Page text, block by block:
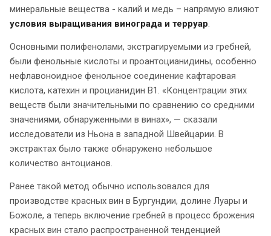
минеральные вещества - калий и медь – напрямую влияют
условия выращивания винограда и терруар.
Основными полифенолами, экстрагируемыми из гребней,
были фенольные кислоты и проантоцианидины, особенно
нефлавоноидное фенольное соединение кафтаровая
кислота, катехин и процианидин B1. «Концентрации этих
веществ были значительными по сравнению со средними
значениями, обнаруженными в винах», — сказали
исследователи из Ньона в западной Швейцарии. В
экстрактах было также обнаружено небольшое
количество антоцианов.
Ранее такой метод обычно использовался для
производстве красных вин в Бургундии, долине Луары и
Божоле, а теперь включение гребней в процесс брожения
красных вин стало распространенной тенденцией